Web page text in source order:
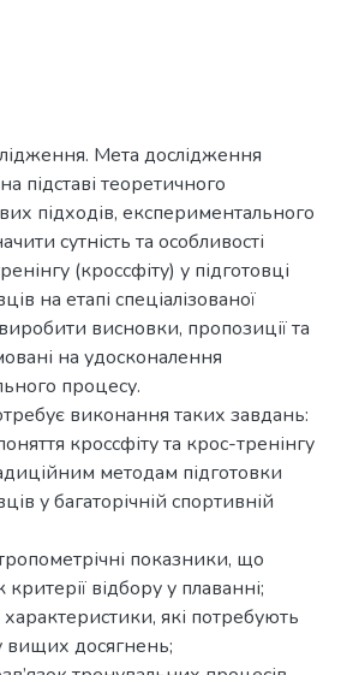
Мета дослідження
підставі теоретичного
підходів, експериментального
сутність та особливості
(кроссфіту) у підготовці
на етапі спеціалізованої
висновки, пропозиції та
на удосконалення
процесу.
виконання таких завдань:
кроссфіту та крос-тренінгу
методам підготовки
у багаторічній спортивній
показники, що
відбору у плаванні;
які потребують
вищих досягнень;